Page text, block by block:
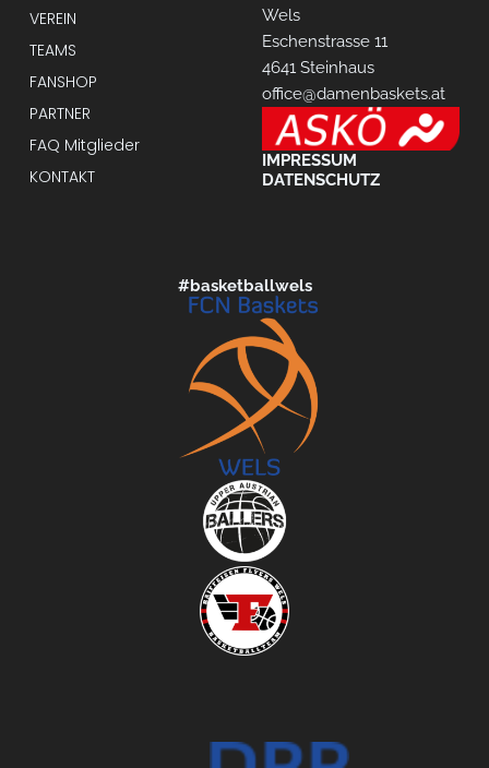
VEREIN
TEAMS
FANSHOP
PARTNER
FAQ Mitglieder
KONTAKT
Wels
Eschenstrasse 11
4641 Steinhaus
office@damenbaskets.at
IMPRESSUM
DATENSCHUTZ
#basketballwels